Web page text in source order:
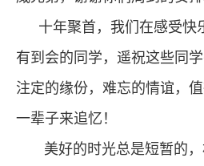
十年聚首，我们在感受快
有到会的同学，遥祝这些同
注定的缘份，难忘的情谊，
一辈子来追忆！
美好的时光总是短暂的